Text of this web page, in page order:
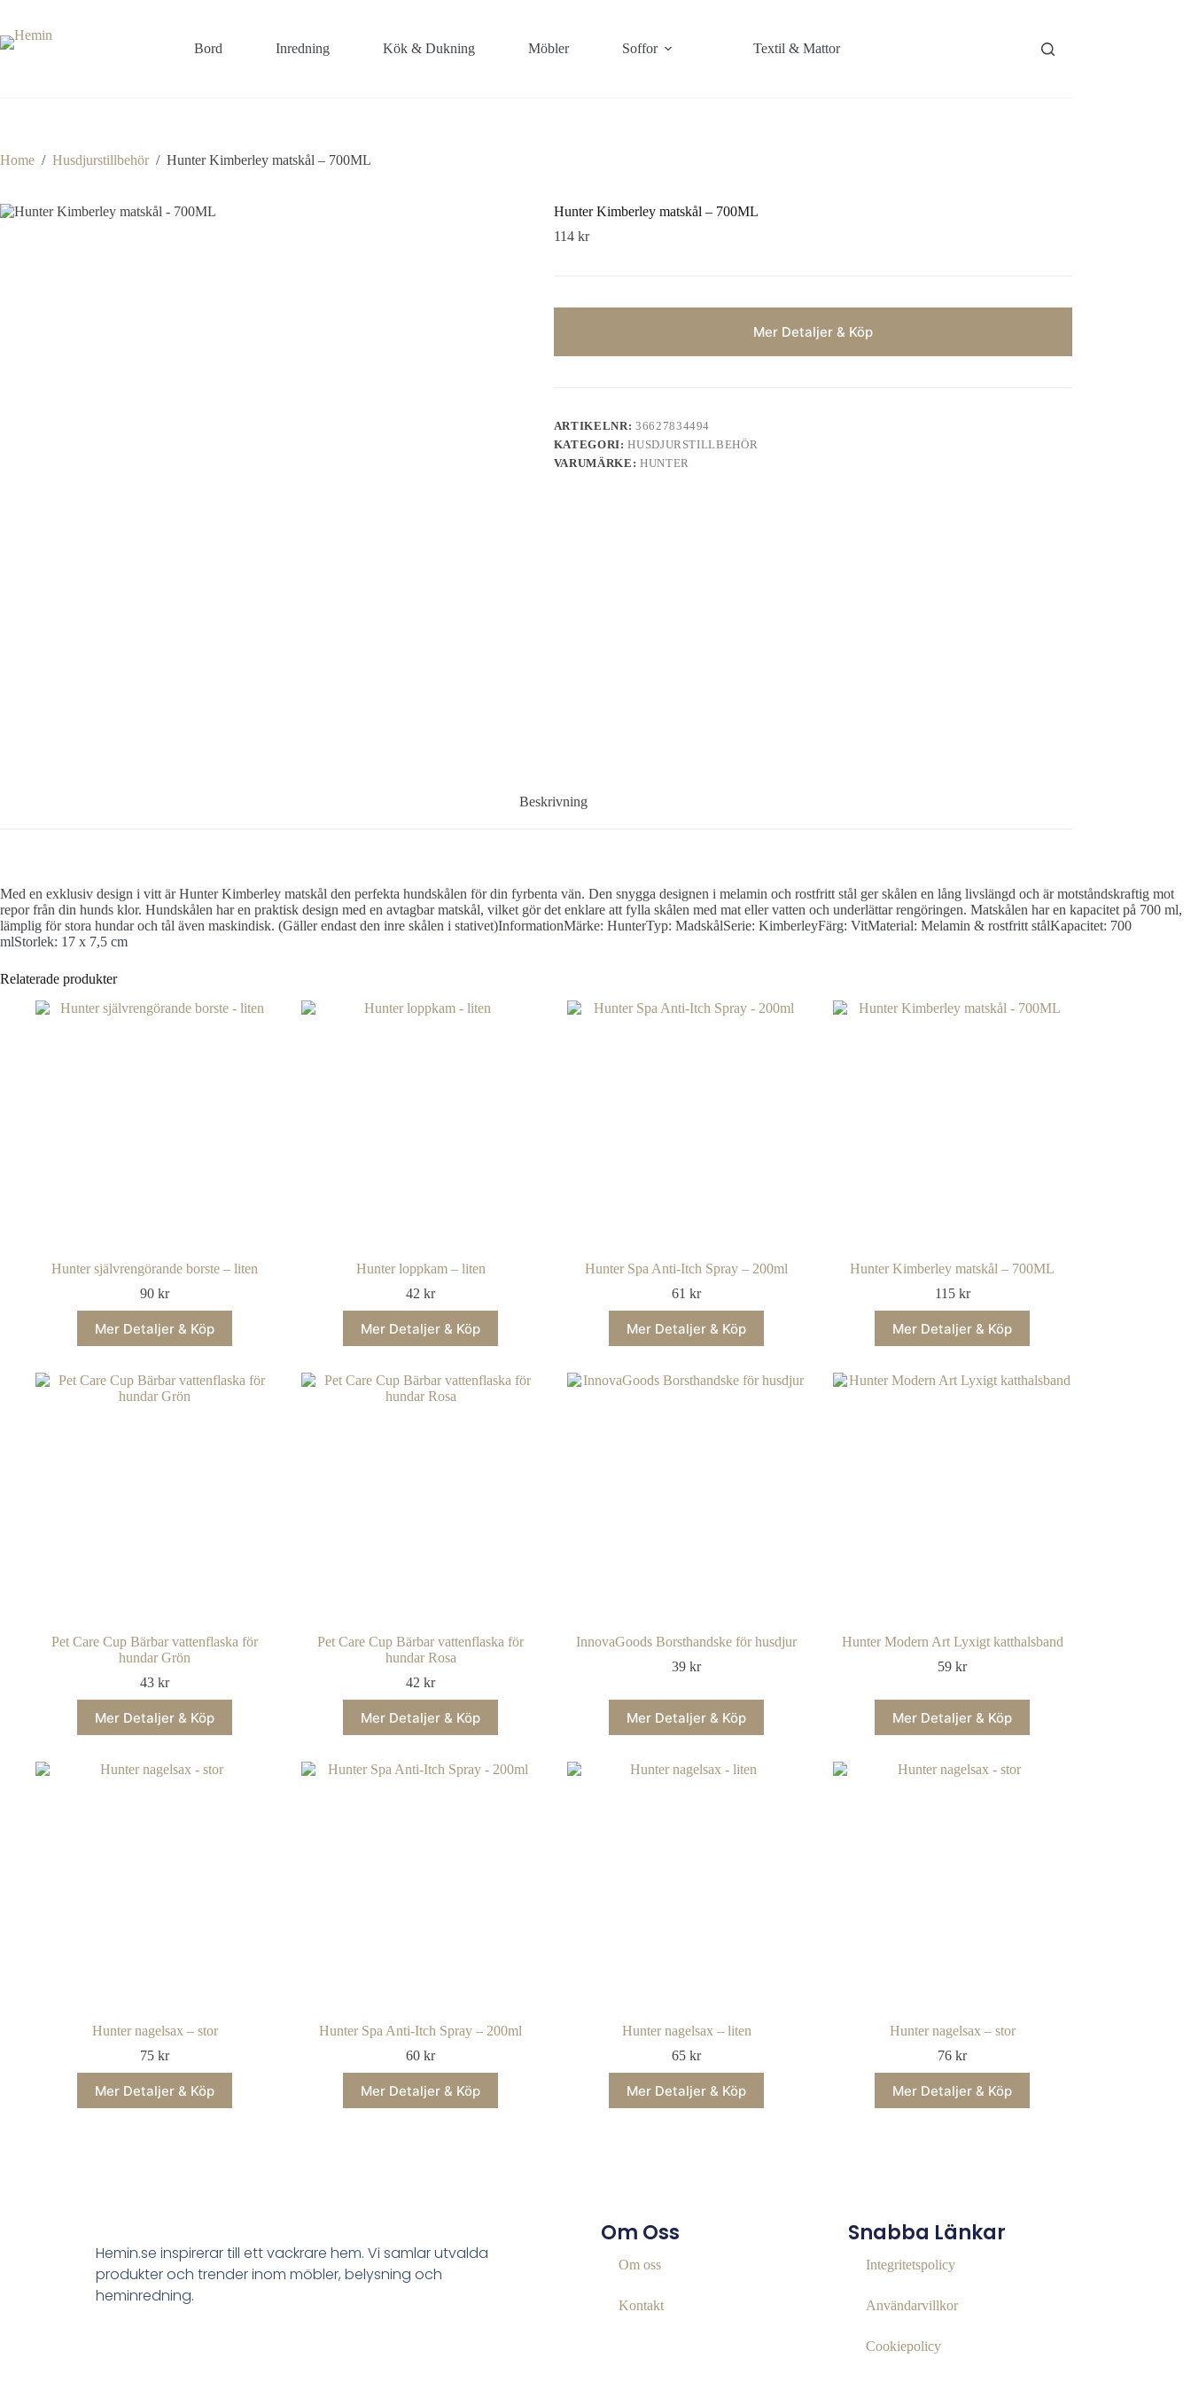
Bord Inredning Kök & Dukning Möbler Soffor Textil & Mattor
Home / Husdjurstillbehör / Hunter Kimberley matskål – 700ML
Hunter Kimberley matskål – 700ML
114 kr
Mer Detaljer & Köp
ARTIKELNR: 36627834494
KATEGORI:HUSDJURSTILLBEHÖR
VARUMÄRKE: HUNTER
Beskrivning
Med en exklusiv design i vitt är Hunter Kimberley matskål den perfekta hundskålen för din fyrbenta vän. Den snygga designen i melamin och rostfritt stål ger skålen en lång livslängd och är motståndskraftig mot
repor från din hunds klor. Hundskålen har en praktisk design med en avtagbar matskål, vilket gör det enklare att fylla skålen med mat eller vatten och underlättar rengöringen. Matskålen har en kapacitet på 700 ml,
lämplig för stora hundar och tål även maskindisk. (Gäller endast den inre skålen i stativet)InformationMärke: HunterTyp: MadskålSerie: KimberleyFärg: VitMaterial: Melamin & rostfritt stålKapacitet: 700
mlStorlek: 17 x 7,5 cm
Relaterade produkter
Hunter självrengörande borste – liten
90kr
Mer Detaljer & Köp
Hunter loppkam – liten
42kr
Mer Detaljer & Köp
Hunter Spa Anti-Itch Spray – 200ml
61kr
Mer Detaljer & Köp
Hunter Kimberley matskål – 700ML
115 kr
Mer Detaljer & Köp
Pet Care Cup Bärbar vattenflaska för
hundar Grön
43kr
Mer Detaljer & Köp
Pet Care Cup Bärbar vattenflaska för
hundar Rosa
42kr
Mer Detaljer & Köp
InnovaGoods Borsthandske för husdjur
39kr
Mer Detaljer & Köp
Hunter Modern Art Lyxigt katthalsband
59kr
Mer Detaljer & Köp
Hunter nagelsax – stor
75kr
Mer Detaljer & Köp
Hunter Spa Anti-Itch Spray – 200ml
60kr
Mer Detaljer & Köp
Hunter nagelsax – liten
65kr
Mer Detaljer & Köp
Hunter nagelsax – stor
76kr
Mer Detaljer & Köp
Hemin.se inspirerar till ett vackrare hem. Vi samlar utvalda
produkter och trender inom möbler, belysning och
heminredning.
Om Oss
Om oss
Kontakt
Snabba Länkar
Integritetspolicy
Användarvillkor
Cookiepolicy